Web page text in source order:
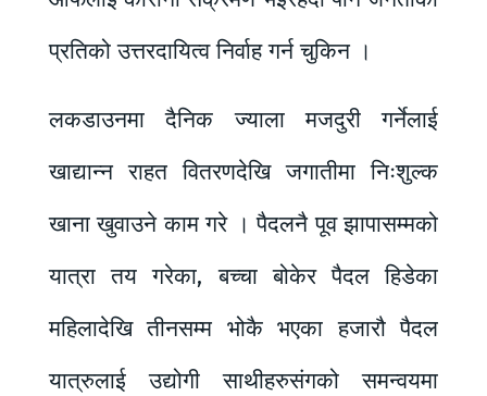
प्रतिको उत्तरदायित्व निर्वाह गर्न चुकिन ।
लकडाउनमा दैनिक ज्याला मजदुरी गर्नेलाई
खाद्यान्न राहत वितरणदेखि जगातीमा निःशुल्क
खाना खुवाउने काम गरे । पैदलनै पूव झापासम्मको
यात्रा तय गरेका, बच्चा बोकेर पैदल हिडेका
महिलादेखि तीनसम्म भोकै भएका हजारौ पैदल
यात्रुलाई उद्योगी साथीहरुसंगको समन्वयमा